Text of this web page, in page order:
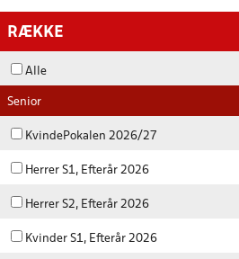
RÆKKE
Alle
Senior
KvindePokalen 2026/27
Herrer S1, Efterår 2026
Herrer S2, Efterår 2026
Kvinder S1, Efterår 2026